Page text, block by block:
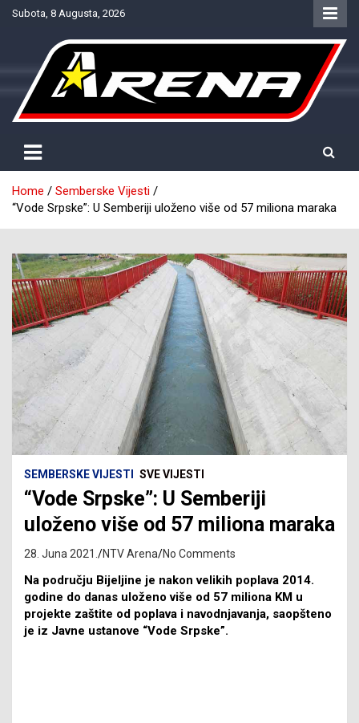
SkipSubota, 8 Augusta, 2026
NTV Arena
Home
Semberske Vijesti
“Vode Srpske”: U Semberiji uloženo više od 57 miliona maraka
SEMBERSKE VIJESTI SVE VIJESTI
“Vode Srpske”: U Semberiji
uloženo više od 57 miliona maraka
28. Juna 2021. NTV Arena No Comments
Na području Bijeljine je nakon velikih poplava 2014.
godine do danas uloženo više od 57 miliona KM u
projekte zaštite od poplava i navodnjavanja, saopšteno
je iz Javne ustanove “Vode Srpske”.